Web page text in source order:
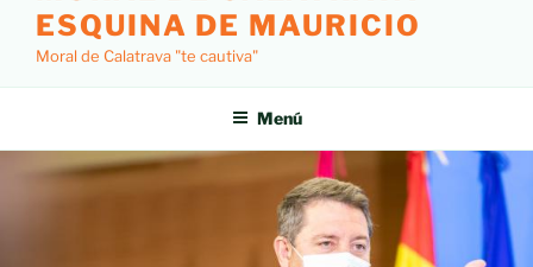
ESQUINA DE MAURICIO
Moral de Calatrava "te cautiva"
Menú